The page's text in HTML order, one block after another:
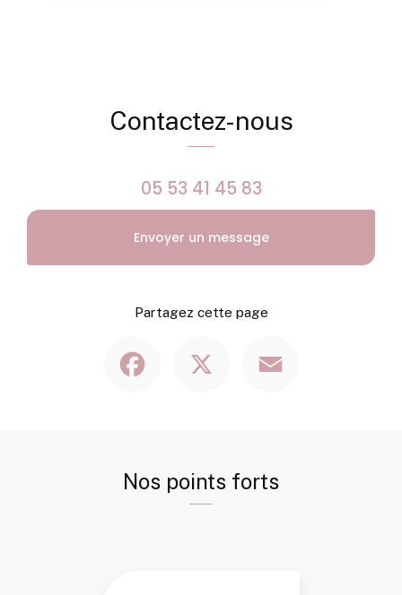
Contactez-nous
05 53 41 45 83
Envoyer un message
Partagez cette page
Nos points forts